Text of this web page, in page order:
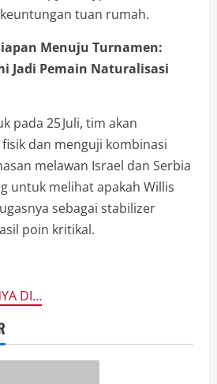
tuan rumah.
Menuju Turnamen:
Jadi Pemain Naturalisasi
pada 25 Juli, tim akan
dan menguji kombinasi
melawan Israel dan Serbia
untuk melihat apakah Willis
sebagai stabilizer
poin kritikal.
DI…